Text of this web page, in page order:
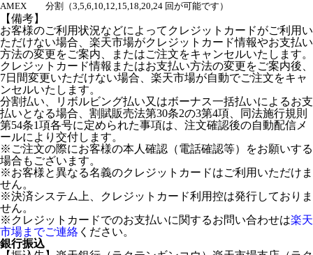
AMEX
分割（3,5,6,10,12,15,18,20,24 回が可能です）
【備考】
お客様のご利用状況などによってクレジットカードがご利用い
ただけない場合、楽天市場がクレジットカード情報やお支払い
方法の変更をご案内、またはご注文をキャンセルいたします。
クレジットカード情報またはお支払い方法の変更をご案内後、
7日間変更いただけない場合、楽天市場が自動でご注文をキャ
ンセルいたします。
分割払い、リボルビング払い又はボーナス一括払いによるお支
払いとなる場合、割賦販売法第30条2の3第4項、同法施行規則
第54条1項各号に定められた事項は、注文確認後の自動配信メ
ールにより交付します。
※ご注文の際にお客様の本人確認（電話確認等）をお願いする
場合もございます。
※お客様と異なる名義のクレジットカードはご利用いただけま
せん。
※決済システム上、クレジットカード利用控は発行しておりま
せん。
※クレジットカードでのお支払いに関するお問い合わせは楽天
市場までご連絡 ください。
銀行振込